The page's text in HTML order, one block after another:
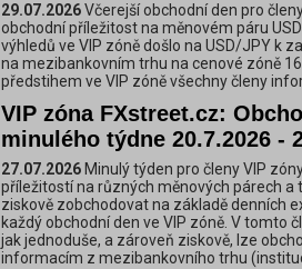
29.07.2026Včerejší obchodní den pro
obchodní příležitost na měnovém páru
výhledů ve VIP zóně došlo na USD/JPY k
na mezibankovním trhu na cenové zóně
předstihem ve VIP zóně všechny členy
VIP zóna FXstreet.cz:
minulého týdne 20.7.2026 -
27.07.2026 Minulý týden pro členy VIP
příležitostí na různých měnových párech a
ziskově zobchodovat na základě denních
každý obchodní den ve VIP zóně. V tomto
jak jednoduše, a zároveň ziskově, lze
informacím z mezibankovního trhu